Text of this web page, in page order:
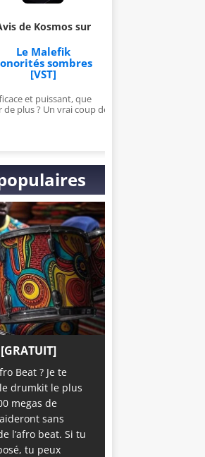
sur
que
coup de
J'ai kiffé, j'suis chaud pour la
pour cette formation de ouf !
Beat ? Je te
drumkit le plus
megas de
sans
l’afro beat. Si tu
tu peux